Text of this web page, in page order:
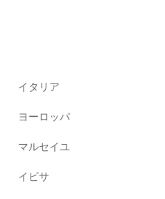
イタリア
ヨーロッパ
マルセイユ
イビサ